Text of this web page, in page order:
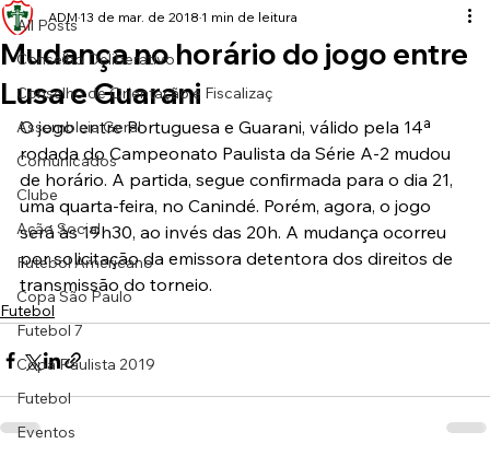
All Posts
Conselho Deliberativo
Conselho de Orientação e Fiscalizaç
Assembleia Geral
Comunicados
Clube
Ação Social
Futebol Americano
Copa São Paulo
Futebol 7
Copa Paulista 2019
Futebol
Eventos
Mudança no horário do jogo entre
Lusa e Guarani
ADM 13 de mar. de 2018 1 min de leitura
O jogo entre Portuguesa e Guarani, válido pela 14ª
rodada do Campeonato Paulista da Série A-2 mudou
de horário. A partida, segue confirmada para o dia 21,
uma quarta-feira, no Canindé. Porém, agora, o jogo
será às 19h30, ao invés das 20h. A mudança ocorreu
por solicitação da emissora detentora dos direitos de
transmissão do torneio.
Futebol